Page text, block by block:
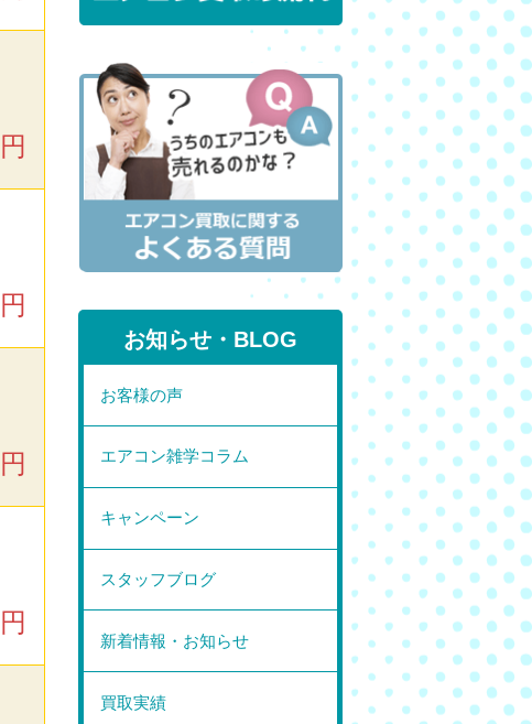
円
円
円
円
お知らせ・BLOG
お客様の声
エアコン雑学コラム
キャンペーン
スタッフブログ
新着情報・お知らせ
買取実績